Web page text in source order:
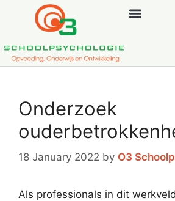
Onderzoek
18 January 2022 by O3
Als professionals in dit